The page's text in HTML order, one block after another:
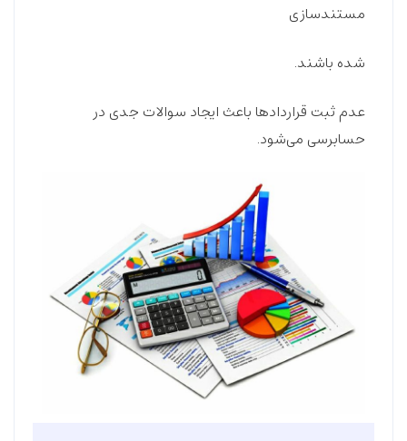
مستندسازی
شده باشند.
عدم ثبت قراردادها باعث ایجاد سوالات جدی در
حسابرسی می‌شود.